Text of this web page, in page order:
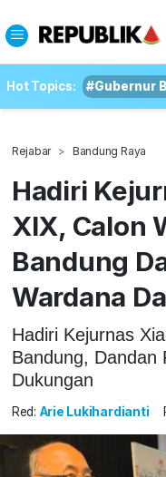
Hot Topics: #Gubernur
Rejabar Bandung Raya
Hadiri
XIX, Calon
Bandung
Wardana
Hadiri Kejurnas
Bandung, Dandan
Dukungan
Red: Arie Lukihardianti